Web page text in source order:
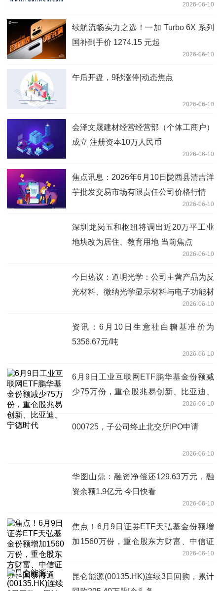
2026-06-10
续航流畅实力之选！一加 Turbo 6X 系列
国补到手价 1274.15 元起
2026-06-10
午后开盘，9秒涨停|动态焦点
2026-06-10
会泽文晟建材经营经营部（个体工商户）
成立 注册资本10万人民币
2026-06-10
焦点讯息：2026年6月10日陇西县清吉洋
芋批发交易市场有限责任公司价格行情
2026-06-10
深圳龙岗五和枢纽将调出近20万平工业
地块改为居住、教育用地 当前焦点
2026-06-10
今日热议：道明光学：公司主营产品为反
光材料、微纳光学显示材料与电子功能材
2026-06-10
资讯：6月10日生意社白糖基准价为
5356.67元/吨
2026-06-10
6月9日工业互联网ETF鹏华基金份额减
少75万份，重仓股兆易创新、比亚迪、
2026-06-10
000725，子公司终止北交所IPO申请
2026-06-10
华图山鼎：融资净偿还129.63万元，融
资余额1.9亿元 今日快看
2026-06-10
焦点！6月9日证券ETF天弘基金份额增
加1560万份，重仓股东方财富、中信证
2026-06-10
昆仑能源(00135.HK)连续3日回购，累计